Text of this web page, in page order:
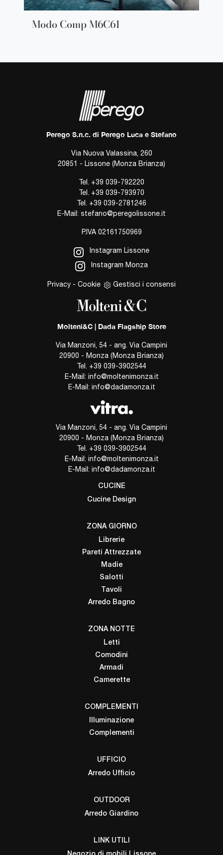
Modo Comp M6C61
Perego S.n.c. di Perego Luca e Stefano
Via Nuova Valassina, 260
20851 - Lissone (Monza Brianza)
Tel. +39 039-792220
Tel. +39 039-793970
Tel. +39 039-2781246
E-Mail: stefano@peregolissone.it
P.IVA 02161750969
Instagram Lissone
Instagram Monza
Privacy - Cookie Gestisci i consensi
Molteni&C | Dada Flagship Store
Via Manzoni, 54 - ang. Via Campini
20900 - Monza (Monza Brianza)
Tel. +39 039-3902544
E-Mail: info@moltenimonza.it
E-Mail: info@dadamonza.it
Via Manzoni, 54 - ang. Via Campini
20900 - Monza (Monza Brianza)
Tel. +39 039-3902544
E-Mail: info@moltenimonza.it
E-Mail: info@dadamonza.it
CUCINE
Cucine Design
ZONA GIORNO
Librerie
Pareti Attrezzate
Madie
Salotti
Tavoli
Arredo Bagno
ZONA NOTTE
Letti
Comodini
Armadi
Camerette
COMPLEMENTI
Illuminazione
Complementi
UFFICIO
Arredo Ufficio
OUTDOOR
Arredo Giardino
LINK UTILI